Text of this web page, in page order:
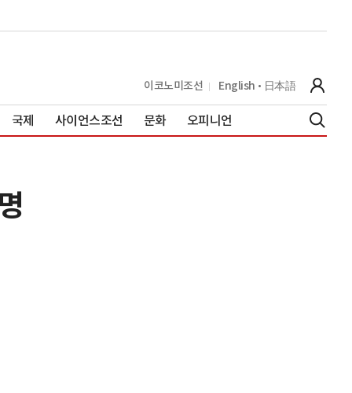
이코노미조선 English 日本語
국제 사이언스조선 문화 오피니언